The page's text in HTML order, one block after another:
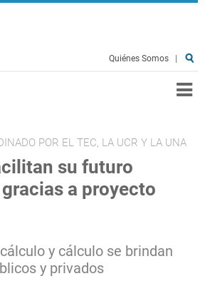
Quiénes Somos
POR EL TEC, LA UCR Y LA UNA
su futuro
a proyecto
y cálculo se brindan
y privados